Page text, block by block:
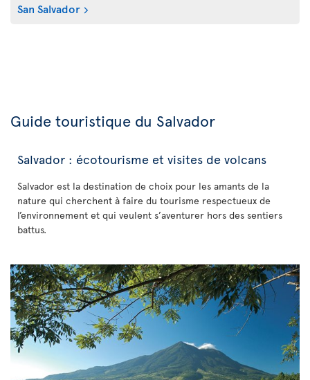
San Salvador
Guide touristique du Salvador
Salvador : écotourisme et visites de volcans
Salvador est la destination de choix pour les amants de la
nature qui cherchent à faire du tourisme respectueux de
l’environnement et qui veulent s’aventurer hors des sentiers
battus.